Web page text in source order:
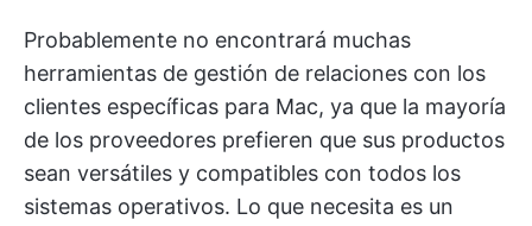
Probablemente no encontrará muchas
herramientas de gestión de relaciones con los
clientes específicas para Mac, ya que la mayoría
de los proveedores prefieren que sus productos
sean versátiles y compatibles con todos los
sistemas operativos. Lo que necesita es un